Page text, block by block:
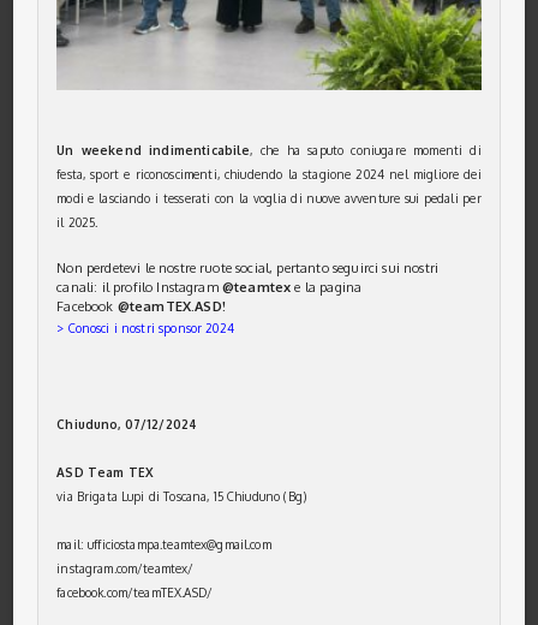
Un weekend indimenticabile, che ha saputo coniugare momenti di
festa, sport e riconoscimenti, chiudendo la stagione 2024 nel migliore dei
modi e lasciando i tesserati con la voglia di nuove avventure sui pedali per
il 2025.
Non perdetevi le nostre ruote social, pertanto seguirci sui nostri
canali: il profilo Instagram @teamtex e la pagina
Facebook @teamTEX.ASD!
> Conosci i nostri sponsor 2024
Chiuduno, 07/12/2024
ASD Team TEX
via Brigata Lupi di Toscana, 15 Chiuduno (Bg)
mail: ufficiostampa.teamtex@gmail.com
instagram.com/teamtex/
facebook.com/teamTEX.ASD/